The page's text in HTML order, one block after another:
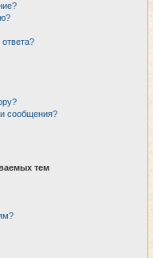
сообщения?
тем